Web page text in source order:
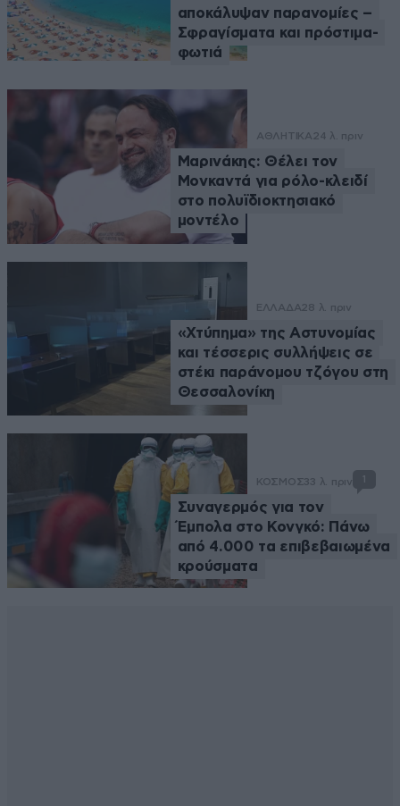
αποκάλυψαν παρανομίες –
Σφραγίσματα και πρόστιμα-
φωτιά
ΑΘΛΗΤΙΚΑ24 λ. πριν
Μαρινάκης: Θέλει τον
Μονκαντά για ρόλο-κλειδί
στο πολυϊδιοκτησιακό
μοντέλο
ΕΛΛΑΔΑ28 λ. πριν
«Χτύπημα» της Αστυνομίας
και τέσσερις συλλήψεις σε
στέκι παράνομου τζόγου στη
Θεσσαλονίκη
ΚΟΣΜΟΣ33 λ. πριν 1
Συναγερμός για τον
Έμπολα στο Κονγκό: Πάνω
από 4.000 τα επιβεβαιωμένα
κρούσματα